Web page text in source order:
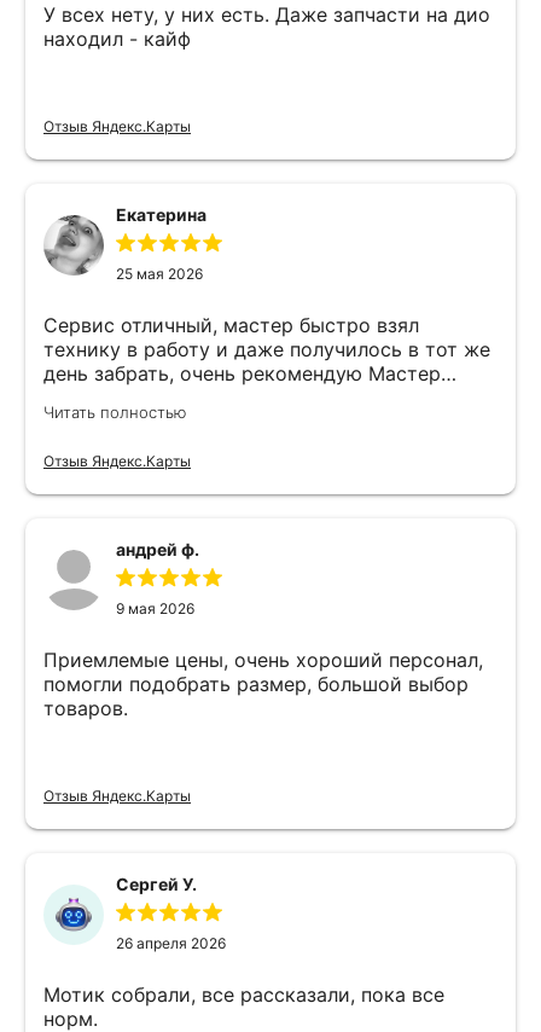
У всех нету, у них есть. Даже запчасти на дио
находил - кайф
Отзыв Яндекс.Карты
Екатерина
25 мая 2026
Сервис отличный, мастер быстро взял
технику в работу и даже получилось в тот же
день забрать, очень рекомендую Мастер
Читать полностью
Отзыв Яндекс.Карты
андрей ф.
9 мая 2026
Приемлемые цены, очень хороший персонал,
помогли подобрать размер, большой выбор
товаров.
Отзыв Яндекс.Карты
Сергей У.
26 апреля 2026
Мотик собрали, все рассказали, пока все
норм.